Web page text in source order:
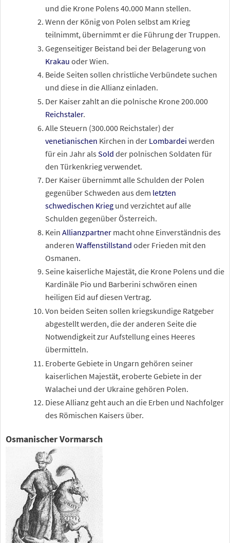
und die Krone Polens 40.000 Mann stellen.
Wenn der König von Polen selbst am Krieg
teilnimmt, übernimmt er die Führung der Truppen.
Gegenseitiger Beistand bei der Belagerung von
Krakau oder Wien.
Beide Seiten sollen christliche Verbündete suchen
und diese in die Allianz einladen.
Der Kaiser zahlt an die polnische Krone 200.000
Reichstaler.
Alle Steuern (300.000 Reichstaler) der
venetianischen Kirchen in der Lombardei werden
für ein Jahr als Sold der polnischen Soldaten für
den Türkenkrieg verwendet.
Der Kaiser übernimmt alle Schulden der Polen
gegenüber Schweden aus dem letzten
schwedischen Kriegund verzichtet auf alle
Schulden gegenüber Österreich.
Kein Allianzpartnermacht ohne Einverständnis des
anderen Waffenstillstand oder Frieden mit den
Osmanen.
Seine kaiserliche Majestät, die Krone Polens und die
Kardinäle Pio und Barberini schwören einen
heiligen Eid auf diesen Vertrag.
Von beiden Seiten sollen kriegskundige Ratgeber
abgestellt werden, die der anderen Seite die
Notwendigkeit zur Aufstellung eines Heeres
übermitteln.
Eroberte Gebiete in Ungarn gehören seiner
kaiserlichen Majestät, eroberte Gebiete in der
Walachei und der Ukraine gehören Polen.
Diese Allianz geht auch an die Erben und Nachfolger
des Römischen Kaisers über.
Osmanischer Vormarsch